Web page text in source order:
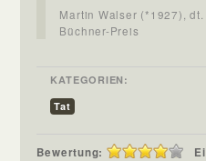
Martin Walser (*1927),
Büchner-Preis
KATEGORIEN:
Tat
Bewertung: